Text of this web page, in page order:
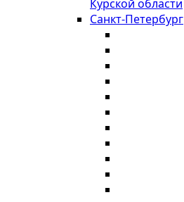
Курской области
Санкт-Петербург